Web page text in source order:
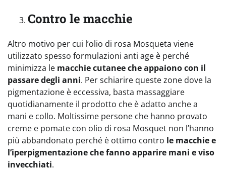
Contro le macchie
Altro motivo per cui l’olio di rosa Mosqueta viene
utilizzato spesso formulazioni anti age è perché
minimizza le macchie cutanee che appaiono con il
passare degli anni. Per schiarire queste zone dove la
pigmentazione è eccessiva, basta massaggiare
quotidianamente il prodotto che è adatto anche a
mani e collo. Moltissime persone che hanno provato
creme e pomate con olio di rosa Mosquet non l’hanno
più abbandonato perché è ottimo contro le macchie e
l’iperpigmentazione che fanno apparire mani e viso
invecchiati.